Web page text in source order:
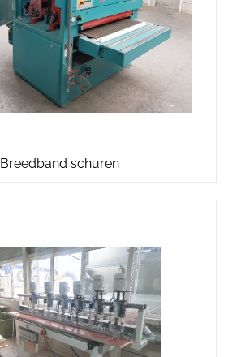
Breedband schuren